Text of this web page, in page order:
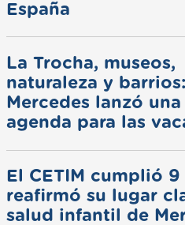
España
La Trocha, museos,
naturaleza y barrios:
Mercedes lanzó
agenda para las
El CETIM cumplió 9
reafirmó su lugar
salud infantil de